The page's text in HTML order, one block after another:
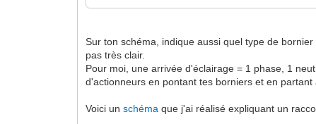
Sur ton schéma, indique aussi quel type de
pas très clair.
Pour moi, une arrivée d'éclairage = 1 phase, 1
d'actionneurs en pontant tes borniers et en partant
Voici unschéma que j'ai réalisé expliquant un